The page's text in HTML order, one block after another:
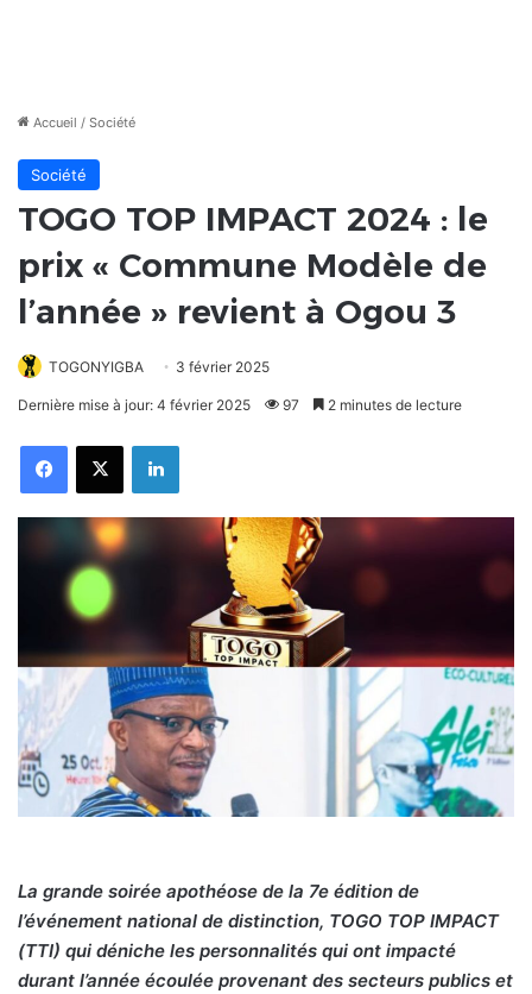
Accueil / Société
Société
TOGO TOP IMPACT 2024 : le
prix « Commune Modèle de
l’année » revient à Ogou 3
TOGONYIGBA 3 février 2025
Dernière mise à jour: 4 février 2025 97 2 minutes de lecture
FacebookX Linkedin
La grande soirée apothéose de la 7e édition de
l’événement national de distinction, TOGO TOP IMPACT
(TTI) qui déniche les personnalités qui ont impacté
durant l’année écoulée provenant des secteurs publics et